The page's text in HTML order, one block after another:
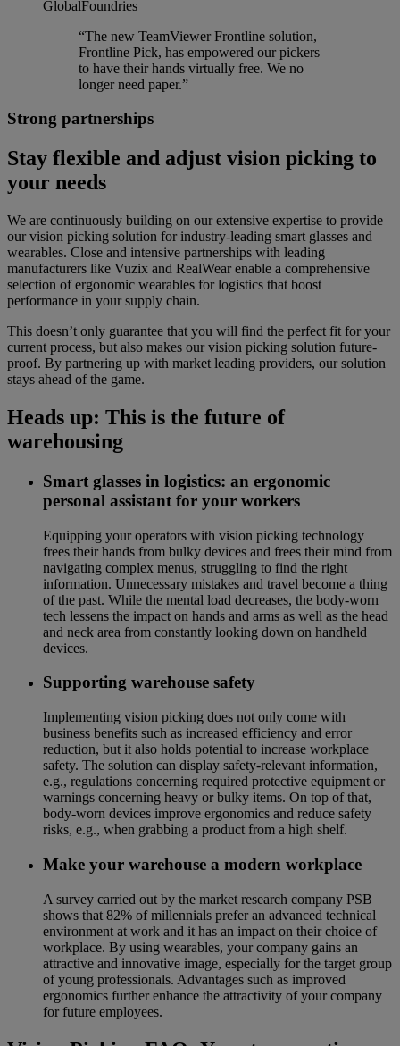
GlobalFoundries
“The new TeamViewer Frontline solution,
Frontline Pick, has empowered our pickers
to have their hands virtually free. We no
longer need paper.”
Strong partnerships
Stay flexible and adjust vision picking to
your needs
We are continuously building on our extensive expertise to provide
our vision picking solution for industry-leading smart glasses and
wearables. Close and intensive partnerships with leading
manufacturers like Vuzix and RealWear enable a comprehensive
selection of ergonomic wearables for logistics that boost
performance in your supply chain.
This doesn’t only guarantee that you will find the perfect fit for your
current process, but also makes our vision picking solution future-
proof. By partnering up with market leading providers, our solution
stays ahead of the game.
Heads up: This is the future of
warehousing
Smart glasses in logistics: an ergonomic
personal assistant for your workers
Equipping your operators with vision picking technology
frees their hands from bulky devices and frees their mind from
navigating complex menus, struggling to find the right
information. Unnecessary mistakes and travel become a thing
of the past. While the mental load decreases, the body-worn
tech lessens the impact on hands and arms as well as the head
and neck area from constantly looking down on handheld
devices.
Supporting warehouse safety
Implementing vision picking does not only come with
business benefits such as increased efficiency and error
reduction, but it also holds potential to increase workplace
safety. The solution can display safety-relevant information,
e.g., regulations concerning required protective equipment or
warnings concerning heavy or bulky items. On top of that,
body-worn devices improve ergonomics and reduce safety
risks, e.g., when grabbing a product from a high shelf.
Make your warehouse a modern workplace
A survey carried out by the market research company PSB
shows that 82% of millennials prefer an advanced technical
environment at work and it has an impact on their choice of
workplace. By using wearables, your company gains an
attractive and innovative image, especially for the target group
of young professionals. Advantages such as improved
ergonomics further enhance the attractivity of your company
for future employees.